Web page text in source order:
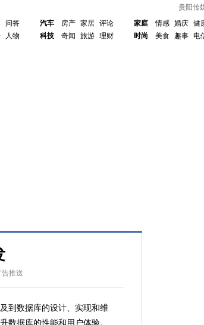
贵阳传
问答
人物
汽车 房产 家居 评论
科技
奇闻 旅游 理财
家庭 情感 婚庆 健
时尚
美食 趣事 电
推送
到数据库的设计、实现和维
数据库的性能和用户体验。